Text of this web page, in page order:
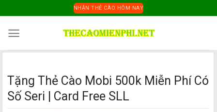
to
content
NHẬN THẺ CÀO HÔM NAY
Tặng Thẻ Cào Mobi 500k Miễn Phí Có
Số Seri | Card Free SLL